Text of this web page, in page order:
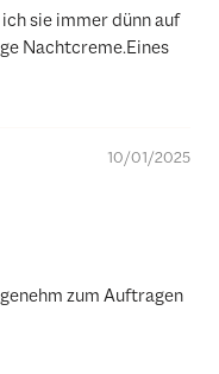
sie immer dünn auf
Nachtcreme.Eines
10/01/2025
zum Auftragen